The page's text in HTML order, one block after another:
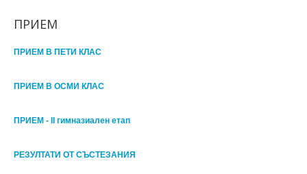
ПРИЕМ
ПРИЕМ В ПЕТИ КЛАС
ПРИЕМ В ОСМИ КЛАС
ПРИЕМ - II гимназиален етап
РЕЗУЛТАТИ ОТ СЪСТЕЗАНИЯ